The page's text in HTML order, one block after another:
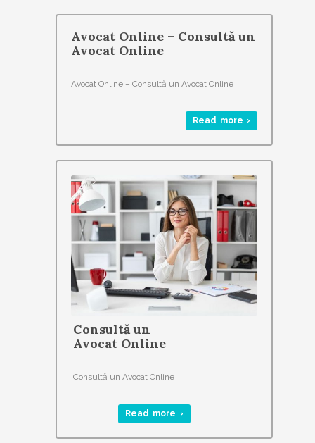
Avocat Online – Consultă un
Avocat Online
Avocat Online – Consultă un Avocat Online
Read more ›
Consultă un
Avocat Online
Consultă un Avocat Online
Read more ›